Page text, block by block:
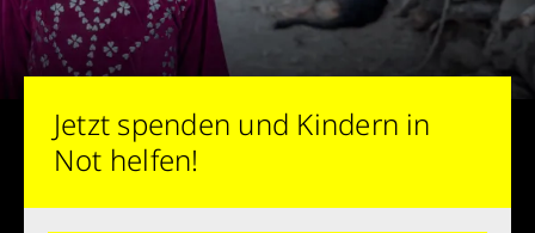
Jetzt spenden und Kindern in
Not helfen!